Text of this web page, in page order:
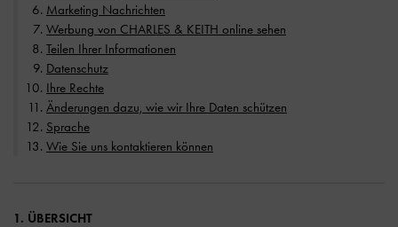
Marketing Nachrichten
Werbung von CHARLES & KEITH online sehen
Teilen Ihrer Informationen
Datenschutz
Ihre Rechte
Änderungen dazu, wie wir Ihre Daten schützen
Sprache
Wie Sie uns kontaktieren können
1. ÜBERSICHT